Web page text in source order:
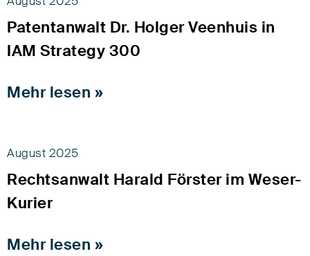
Patentanwalt Dr. Holger Veenhuis in
IAM Strategy 300
Mehr lesen »
August 2025
Rechtsanwalt Harald Förster im Weser-
Kurier
Mehr lesen »